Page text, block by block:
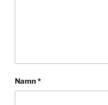
Namn*